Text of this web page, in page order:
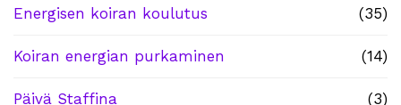
Energisen koiran koulutus (35)
Koiran energian purkaminen (14)
Päivä Staffina (3)